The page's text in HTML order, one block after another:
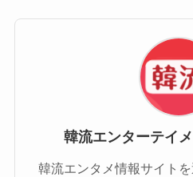
韓流エンターテイ
韓流エンタメ情報サイト